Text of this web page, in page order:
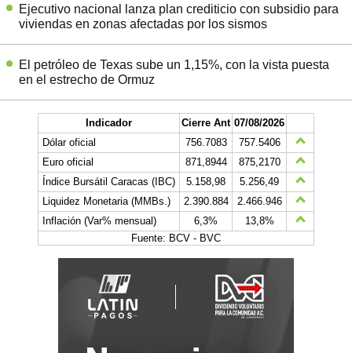
Ejecutivo nacional lanza plan crediticio con subsidio para
viviendas en zonas afectadas por los sismos
El petróleo de Texas sube un 1,15%, con la vista puesta
en el estrecho de Ormuz
Indicador Cierre Ant 07/08/2026
Dólar oficial
756.7083
757.5406
Euro oficial
871,8944
875,2170
Índice Bursátil Caracas (IBC)
5.158,98
5.256,49
Liquidez Monetaria (MMBs.)
2.390.884
2.466.946
Inflación (Var% mensual)
6,3%
13,8%
Fuente: BCV - BVC